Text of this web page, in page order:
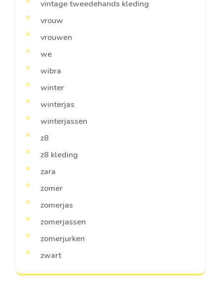
vintage tweedehands kleding
vrouw
vrouwen
we
wibra
winter
winterjas
winterjassen
z8
z8 kleding
zara
zomer
zomerjas
zomerjassen
zomerjurken
zwart